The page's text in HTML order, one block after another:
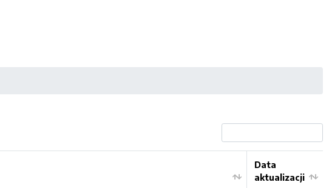
Data
aktualizacji